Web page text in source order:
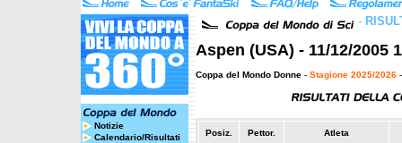
Notizie
Calendario/Risultati
-
Aspen (USA) - 11/12/2005
Coppa del Mondo Donne - Stagione 2025/2026
Posiz. Pettor. Atleta